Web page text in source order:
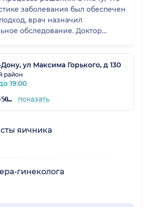
заболевания был обеспечен
врач назначил
обследование. Доктор
ул Максима Горького, д 130
район
19:00
+7 (863) 308-50-39 показать
яичника
гинеколога